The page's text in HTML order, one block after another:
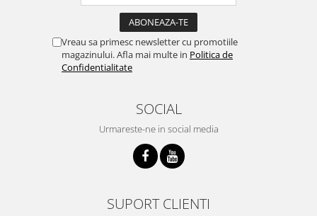
Vreau sa primesc newsletter cu promotiile
magazinului. Afla mai multe in Politica de
Confidentialitate
SOCIAL
Urmareste-ne in social media
SUPORT CLIENTI